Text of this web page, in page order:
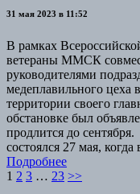
31 мая 2023 в 11:52
В рамках
ветераны ММСК
руководителями
медеплавильного цеха
территории своего
обстановке был
продлится до
состоялся 27 мая,
Подробнее
Навигация
1 2 3 … 23 >>